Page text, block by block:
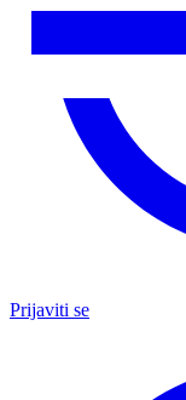
Prijaviti se